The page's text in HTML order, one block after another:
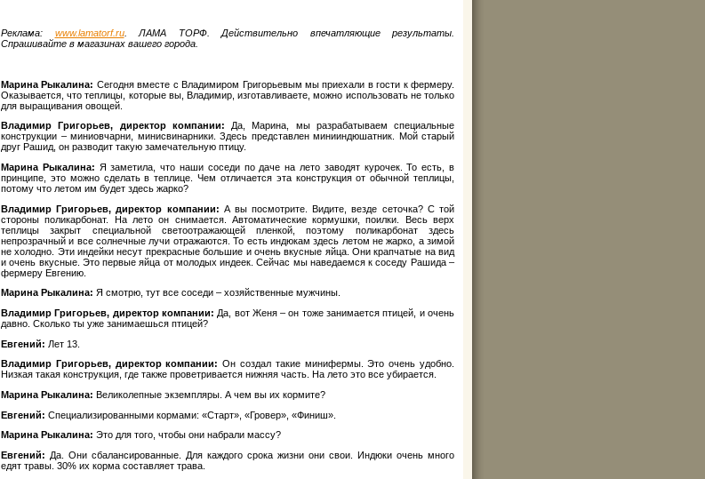
Реклама: www.lamatorf.ru. ЛАМА ТОРФ. Действительно впечатляющие результаты.
Спрашивайте в магазинах вашего города.
Марина Рыкалина: Сегодня вместе с Владимиром Григорьевым мы приехали в гости к фермеру.
Оказывается, что теплицы, которые вы, Владимир, изготавливаете, можно использовать не только
для выращивания овощей.
Владимир Григорьев, директор компании: Да, Марина, мы разрабатываем специальные
конструкции – миниовчарни, минисвинарники. Здесь представлен минииндюшатник. Мой старый
друг Рашид, он разводит такую замечательную птицу.
Марина Рыкалина: Я заметила, что наши соседи по даче на лето заводят курочек. То есть, в
принципе, это можно сделать в теплице. Чем отличается эта конструкция от обычной теплицы,
потому что летом им будет здесь жарко?
Владимир Григорьев, директор компании: А вы посмотрите. Видите, везде сеточка? С той
стороны поликарбонат. На лето он снимается. Автоматические кормушки, поилки. Весь верх
теплицы закрыт специальной светоотражающей пленкой, поэтому поликарбонат здесь
непрозрачный и все солнечные лучи отражаются. То есть индюкам здесь летом не жарко, а зимой
не холодно. Эти индейки несут прекрасные большие и очень вкусные яйца. Они крапчатые на вид
и очень вкусные. Это первые яйца от молодых индеек. Сейчас мы наведаемся к соседу Рашида –
фермеру Евгению.
Марина Рыкалина: Я смотрю, тут все соседи – хозяйственные мужчины.
Владимир Григорьев, директор компании: Да, вот Женя – он тоже занимается птицей, и очень
давно. Сколько ты уже занимаешься птицей?
Евгений: Лет 13.
Владимир Григорьев, директор компании:Он создал такие минифермы. Это очень удобно.
Низкая такая конструкция, где также проветривается нижняя часть. На лето это все убирается.
Марина Рыкалина: Великолепные экземпляры. А чем вы их кормите?
Евгений: Специализированными кормами: «Старт», «Гровер», «Финиш».
Марина Рыкалина: Это для того, чтобы они набрали массу?
Евгений: Да. Они сбалансированные. Для каждого срока жизни они свои. Индюки очень много
едят травы. 30% их корма составляет трава.